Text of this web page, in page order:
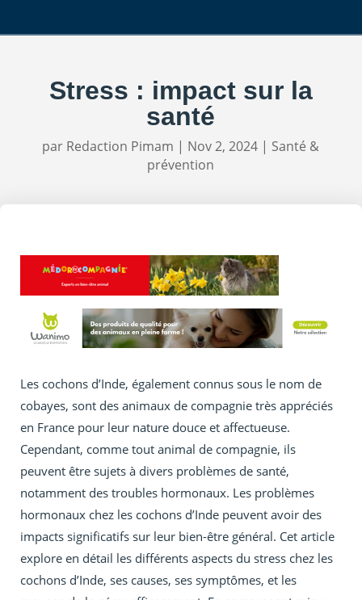
Stress : impact sur la
santé
par Redaction Pimam | Nov 2, 2024 | Santé &
prévention
Les cochons d’Inde, également connus sous le nom de
cobayes, sont des animaux de compagnie très appréciés
en France pour leur nature douce et affectueuse.
Cependant, comme tout animal de compagnie, ils
peuvent être sujets à divers problèmes de santé,
notamment des troubles hormonaux. Les problèmes
hormonaux chez les cochons d’Inde peuvent avoir des
impacts significatifs sur leur bien-être général. Cet article
explore en détail les différents aspects du stress chez les
cochons d’Inde, ses causes, ses symptômes, et les